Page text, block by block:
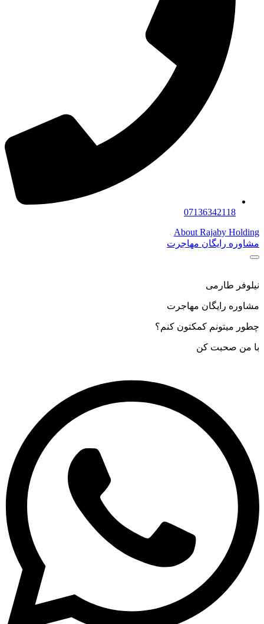
07136342118
About Rajaby Holding
مشاوره رایگان مهاجرت
نیلوفر طارمی
مشاوره رایگان مهاجرت
چطور میتونم کمکتون کنم؟
با من صحبت کن